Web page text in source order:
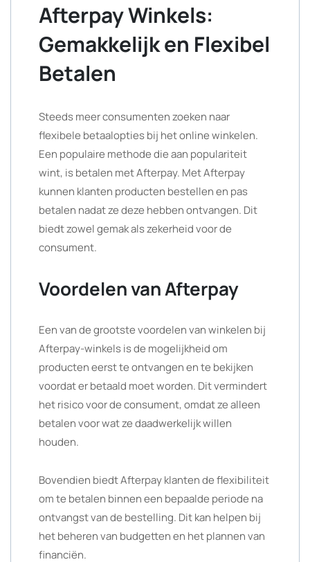
Afterpay Winkels:
Gemakkelijk en Flexibel
Betalen
Steeds meer consumenten zoeken naar
flexibele betaalopties bij het online winkelen.
Een populaire methode die aan populariteit
wint, is betalen met Afterpay. Met Afterpay
kunnen klanten producten bestellen en pas
betalen nadat ze deze hebben ontvangen. Dit
biedt zowel gemak als zekerheid voor de
consument.
Voordelen van Afterpay
Een van de grootste voordelen van winkelen bij
Afterpay-winkels is de mogelijkheid om
producten eerst te ontvangen en te bekijken
voordat er betaald moet worden. Dit vermindert
het risico voor de consument, omdat ze alleen
betalen voor wat ze daadwerkelijk willen
houden.
Bovendien biedt Afterpay klanten de flexibiliteit
om te betalen binnen een bepaalde periode na
ontvangst van de bestelling. Dit kan helpen bij
het beheren van budgetten en het plannen van
financiën.